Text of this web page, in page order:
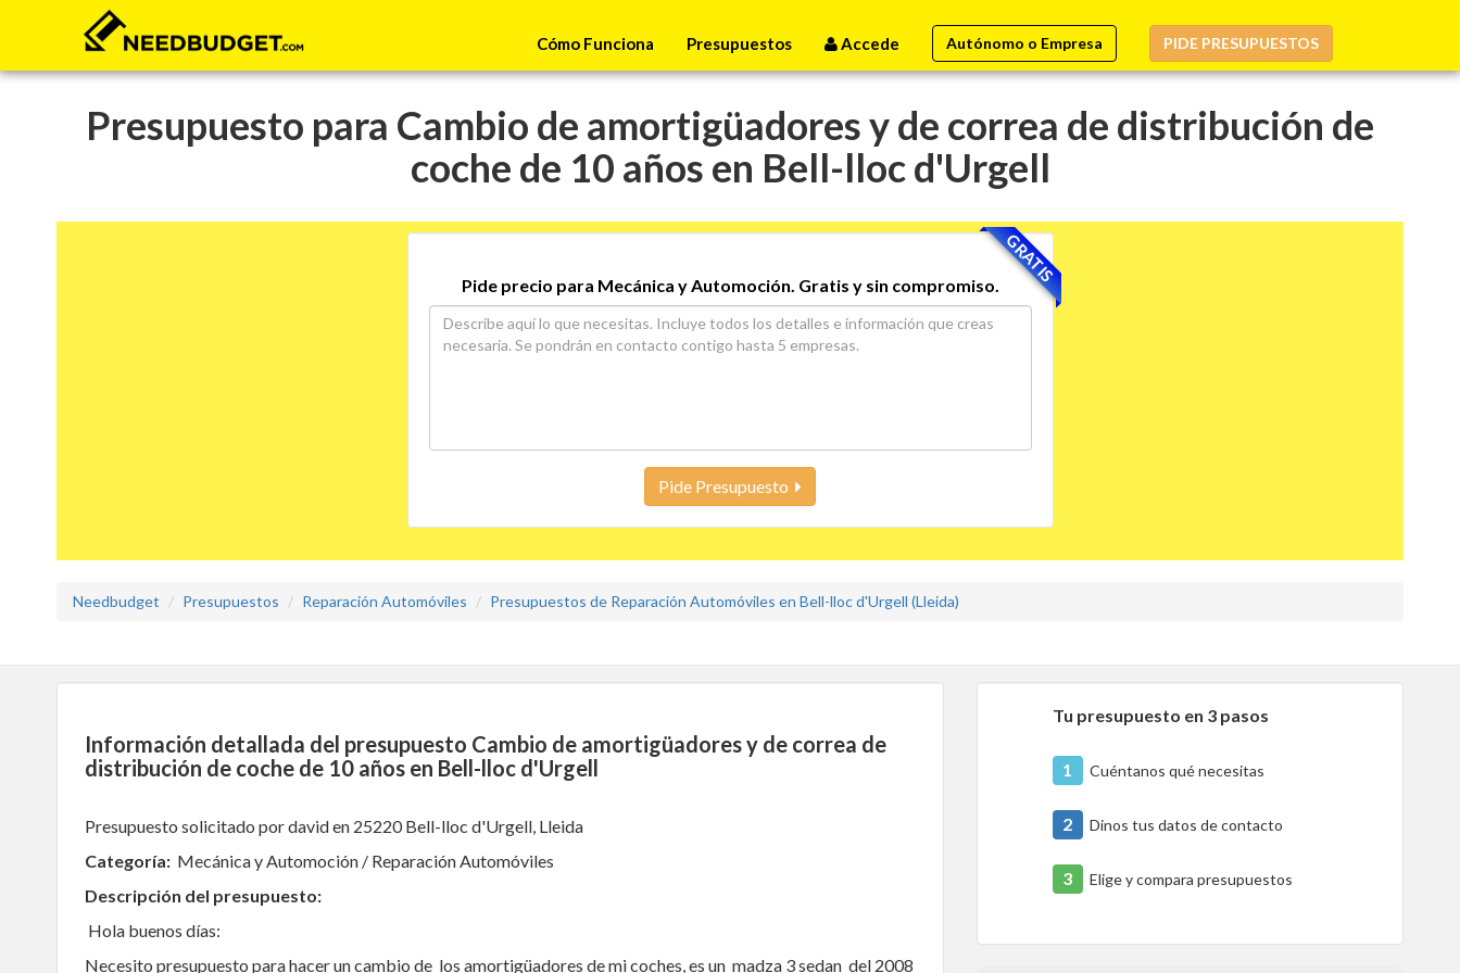
Cómo Funciona Presupuestos Accede Autónomo o Empresa PIDE PRESUPUESTOS
Presupuesto para Cambio de amortigüadores y de correa de distribución de
coche de 10 años en Bell-lloc d'Urgell
GRATIS
Pide precio para Mecánica y Automoción. Gratis y sin compromiso.
Pide Presupuesto
Needbudget Presupuestos Reparación Automóviles Presupuestos de Reparación Automóviles en Bell-lloc d'Urgell (Lleida)
Información detallada del presupuesto Cambio de amortigüadores y de correa de
distribución de coche de 10 años en Bell-lloc d'Urgell
Presupuesto solicitado por david en 25220 Bell-lloc d'Urgell, Lleida
Categoría: Mecánica y Automoción / Reparación Automóviles
Descripción del presupuesto:
Hola buenos días:
Necesito presupuesto para hacer un cambio de los amortigüadores de mi coches, es un madza 3 sedan del 2008
Tu presupuesto en 3 pasos
1 Cuéntanos qué necesitas
2 Dinos tus datos de contacto
3 Elige y compara presupuestos